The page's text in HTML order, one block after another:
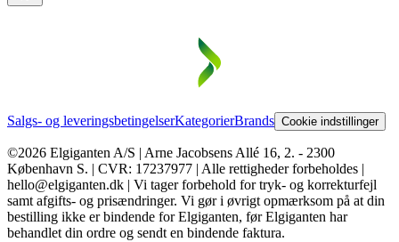
Salgs- og leveringsbetingelserKategorierBrands Cookie indstillinger
©2026 Elgiganten A/S | Arne Jacobsens Allé 16, 2. - 2300
København S. | CVR: 17237977 | Alle rettigheder forbeholdes |
hello@elgiganten.dk | Vi tager forbehold for tryk- og korrekturfejl
samt afgifts- og prisændringer. Vi gør i øvrigt opmærksom på at din
bestilling ikke er bindende for Elgiganten, før Elgiganten har
behandlet din ordre og sendt en bindende faktura.